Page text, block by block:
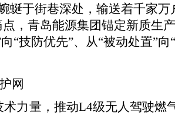
蜒于街巷深处，输送着千家
，青岛能源集团锚定新质生
“技防优先”、从“被动处置”向
网
力量，推动L4级无人驾驶